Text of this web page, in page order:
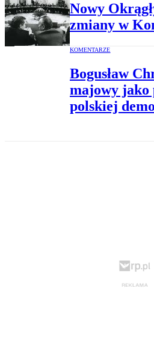
Nowy
zmiany w
KOMENTARZE
Bogusław
majowy jako
polskiej